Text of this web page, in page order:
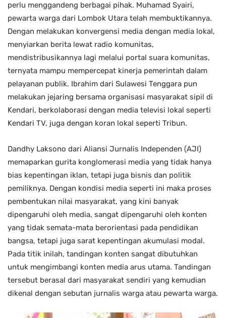
perlu menggandeng berbagai pihak. Muhamad Syairi,
pewarta warga dari Lombok Utara telah membuktikannya.
Dengan melakukan konvergensi media dengan media lokal,
menyiarkan berita lewat radio komunitas,
mendistribusikannya lagi melalui portal suara komunitas,
ternyata mampu mempercepat kinerja pemerintah dalam
pelayanan publik. Ibrahim dari Sulawesi Tenggara pun
melakukan jejaring bersama organisasi masyarakat sipil di
Kendari, berkolaborasi dengan media televisi lokal seperti
Kendari TV, juga dengan koran lokal seperti Tribun.
Dandhy Laksono dari Aliansi Jurnalis Independen (AJI)
memaparkan gurita konglomerasi media yang tidak hanya
bias kepentingan iklan, tetapi juga bisnis dan politik
pemiliknya. Dengan kondisi media seperti ini maka proses
pembentukan nilai masyarakat, yang kini banyak
dipengaruhi oleh media, sangat dipengaruhi oleh konten
yang tidak semata-mata berorientasi pada pendidikan
bangsa, tetapi juga sarat kepentingan akumulasi modal.
Pada titik inilah, tandingan konten sangat dibutuhkan
untuk mengimbangi konten media arus utama. Tandingan
tersebut berasal dari masyarakat sendiri yang kemudian
dikenal dengan sebutan jurnalis warga atau pewarta warga.